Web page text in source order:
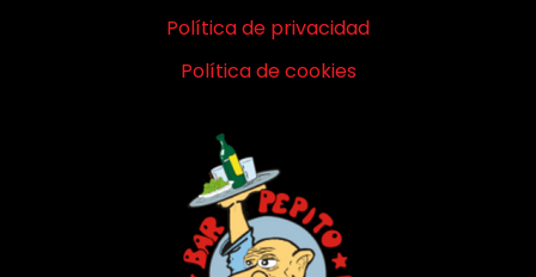
Política de privacidad
Política de cookies